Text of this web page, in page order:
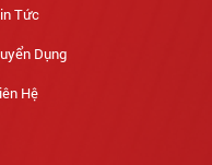
Tức
Dụng
Hệ